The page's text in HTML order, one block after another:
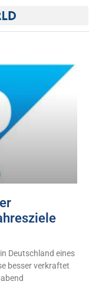
Deutschland eines
besser verkraftet